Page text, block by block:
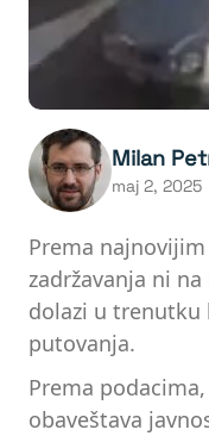
Milan
maj 2, 2025
Prema
zadržavanja ni
dolazi u trenutku
putovanja.
Prema
obaveštava